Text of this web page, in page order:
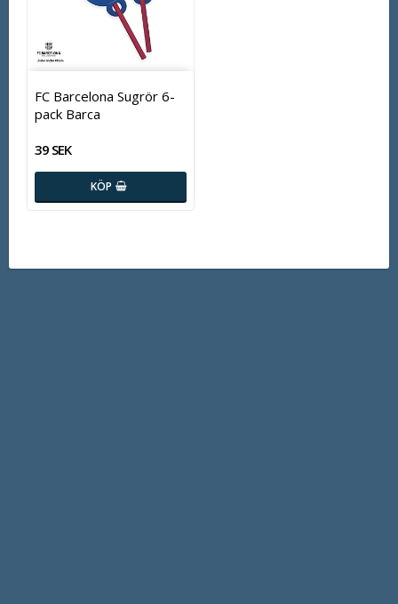
FC Barcelona Sugrör 6-
pack Barca
39 SEK
KÖP